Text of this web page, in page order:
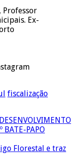
Professor
Ex-
fiscalização
BATE-PAPO
Florestal e traz